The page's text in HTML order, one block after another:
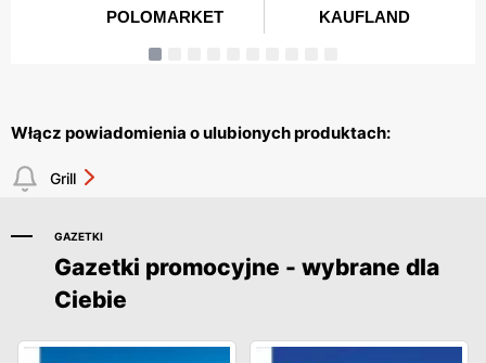
Włącz powiadomienia o ulubionych produktach:
Grill
GAZETKI
Gazetki promocyjne - wybrane dla
Ciebie